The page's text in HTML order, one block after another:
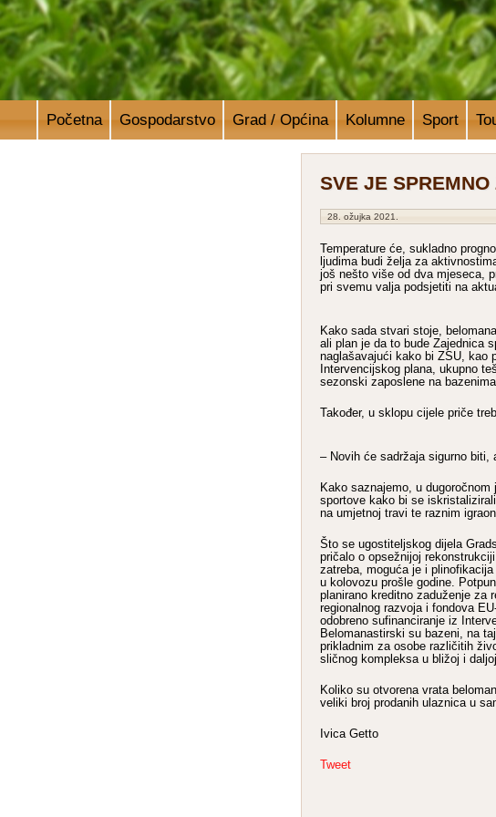
Početna Gospodarstvo Grad / Općina Kolumne Sport
SVE JE
28. ožujka 2021.
Temperature će, sukladno
ljudima budi želja za
još nešto više od dva mjeseca,
pri svemu valja podsjetiti na
Kako sada stvari stoje,
ali plan je da to bude Zajednica
naglašavajući kako bi ZSU, kao
Intervencijskog plana, ukupno
sezonski zaposlene na
Također, u sklopu cijele priče
– Novih će sadržaja sigurno biti,
Kako saznajemo, u
sportove kako bi se
na umjetnoj travi te raznim
Što se ugostiteljskog dijela
pričalo o opsežnijoj
zatreba, moguća je i plinofikacija
u kolovozu prošle godine.
planirano kreditno zaduženje za
regionalnog razvoja i fondova
odobreno sufinanciranje iz
Belomanastirski su bazeni, na
prikladnim za osobe različitih
sličnog kompleksa u bližoj i
Koliko su otvorena vrata
veliki broj prodanih ulaznica u
Ivica Getto
Tweet